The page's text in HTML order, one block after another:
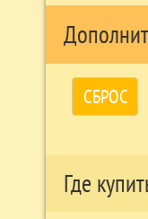
СБРОС
Где